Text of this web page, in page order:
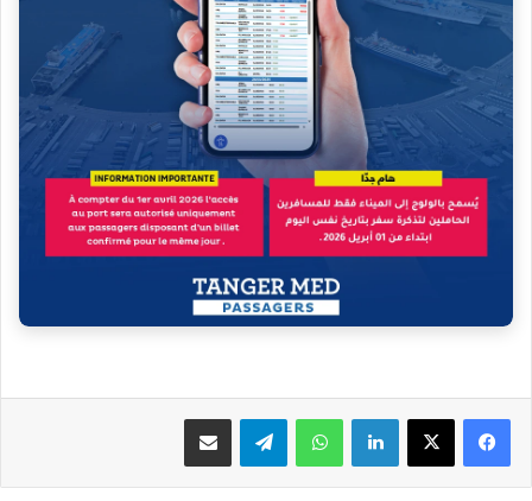
فيسبوك‫X لينكدإن واتساب تيلقرام مشاركة عبر البريد